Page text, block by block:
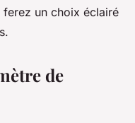
un choix éclairé
de